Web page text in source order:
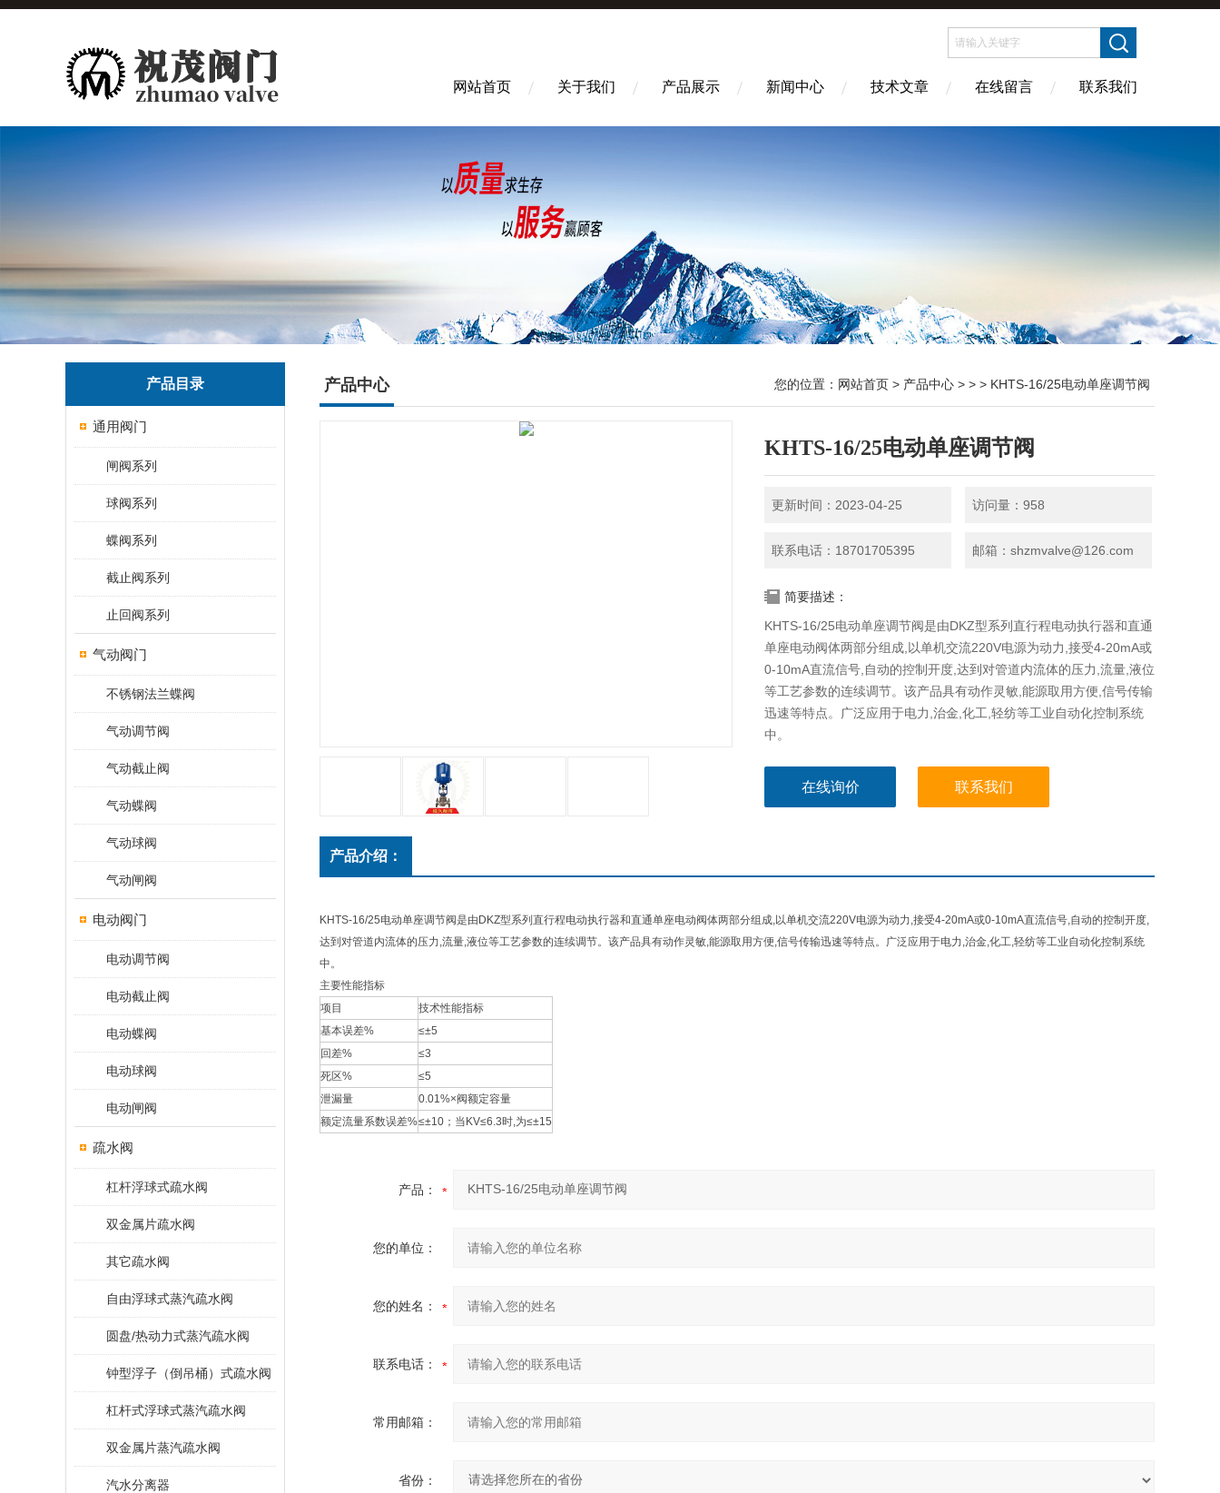
网站首页 关于我们 产品展示 新闻中心 技术文章 在线留言 联系我们
产品目录
通用阀门
闸阀系列
球阀系列
蝶阀系列
截止阀系列
止回阀系列
气动阀门
不锈钢法兰蝶阀
气动调节阀
气动截止阀
气动蝶阀
气动球阀
气动闸阀
电动阀门
电动调节阀
电动截止阀
电动蝶阀
电动球阀
电动闸阀
疏水阀
杠杆浮球式疏水阀
双金属片疏水阀
其它疏水阀
自由浮球式蒸汽疏水阀
圆盘/热动力式蒸汽疏水阀
钟型浮子（倒吊桶）式疏水阀
杠杆式浮球式蒸汽疏水阀
双金属片蒸汽疏水阀
汽水分离器
产品中心 您的位置： 网站首页 > 产品中心 > > > KHTS-16/25电动单座调节阀
KHTS-16/25电动单座调节阀
更新时间：2023-04-25 访问量：958
联系电话：18701705395 邮箱：shzmvalve@126.com
简要描述：
KHTS-16/25电动单座调节阀是由DKZ型系列直行程电动执行器和直通
单座电动阀体两部分组成,以单机交流220V电源为动力,接受4-20mA或
0-10mA直流信号,自动的控制开度,达到对管道内流体的压力,流量,液位
等工艺参数的连续调节。该产品具有动作灵敏,能源取用方便,信号传输
迅速等特点。广泛应用于电力,治金,化工,轻纺等工业自动化控制系统
中。
在线询价 联系我们
产品介绍：
KHTS-16/25电动单座调节阀是由DKZ型系列直行程电动执行器和直通单座电动阀体两部分组成,以单机交流220V电源为动力,接受4-20mA或0-10mA直流信号,自动的控制开度,
达到对管道内流体的压力,流量,液位等工艺参数的连续调节。该产品具有动作灵敏,能源取用方便,信号传输迅速等特点。广泛应用于电力,治金,化工,轻纺等工业自动化控制系统
中。
主要性能指标
项目
技术性能指标
基本误差%
≤±5
回差%
≤3
死区%
≤5
泄漏量
0.01%×阀额定容量
额定流量系数误差%≤±10；当KV≤6.3时,为≤±15
产品：
您的单位：
您的姓名：
联系电话：
常用邮箱：
省份：